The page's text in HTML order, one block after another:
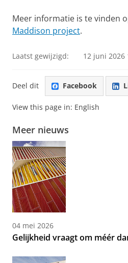
Meer informatie is te vinden
Maddison project.
Laatst gewijzigd: 12 juni 2026
Deel dit Facebook
View this page in: English
Meer nieuws
04 mei 2026
Gelijkheid vraagt om méér